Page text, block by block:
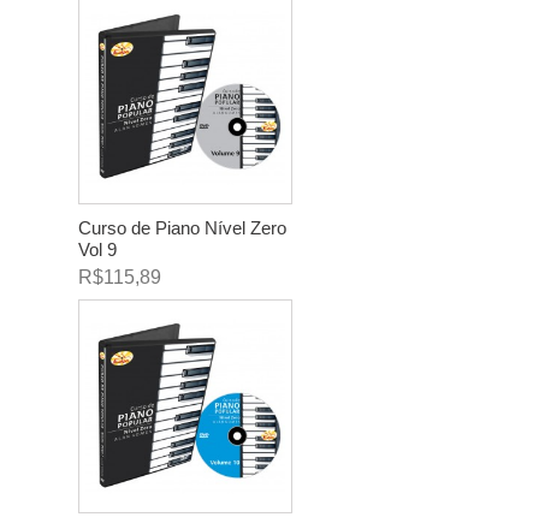
Curso de Piano Nível Zero
Vol 9
R$115,89